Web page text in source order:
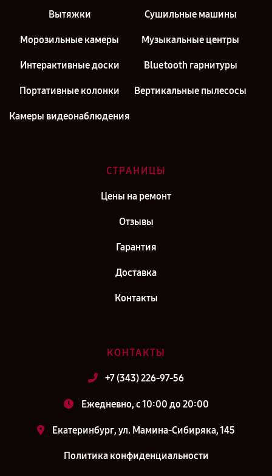
Вытяжки Сушильные машины
Морозильные камеры Музыкальные центры
Интерактивные доски Bluetooth гарнитуры
Портативные колонки Вертикальные пылесосы
Камеры видеонаблюдения
СТРАНИЦЫ
Цены на ремонт
Отзывы
Гарантия
Доставка
Контакты
КОНТАКТЫ
+7 (343) 226-97-56
Ежедневно, с 10:00 до 20:00
Екатеринбург, ул. Мамина-Сибиряка, 145
Политика конфиденциальности